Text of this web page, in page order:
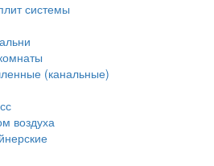
системы
(канальные)
воздуха